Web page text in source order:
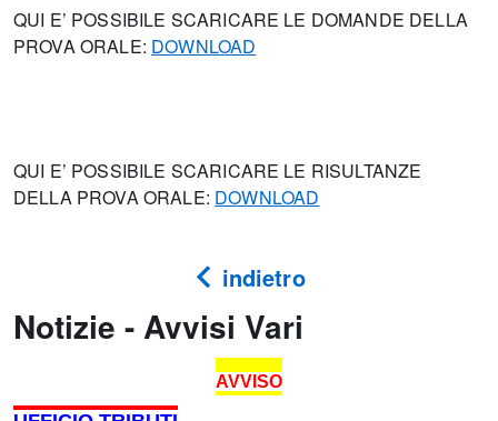
QUI E’ POSSIBILE SCARICARE LE DOMANDE DELLA
PROVA ORALE: DOWNLOAD
QUI E’ POSSIBILE SCARICARE LE RISULTANZE
DELLA PROVA ORALE: DOWNLOAD
indietro
Notizie - Avvisi Vari
AVVISO